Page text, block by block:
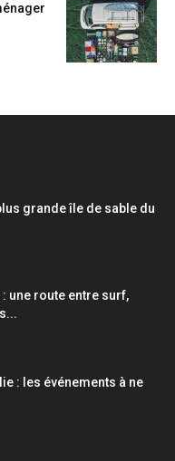
grande île de sable du
: une route entre surf,
: les événements à ne